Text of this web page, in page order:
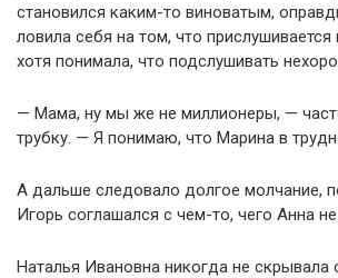
становился каким-то виноватым,
ловила себя на том, что прислушивается
хотя понимала, что подслушивать
— Мама, ну мы же не миллионеры, —
трубку. — Я понимаю, что Марина в
А дальше следовало долгое молчание,
Игорь соглашался с чем-то, чего Анна
Наталья Ивановна никогда не скрывала